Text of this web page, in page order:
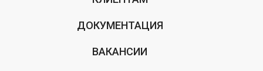
ДОКУМЕНТАЦИЯ
ВАКАНСИИ